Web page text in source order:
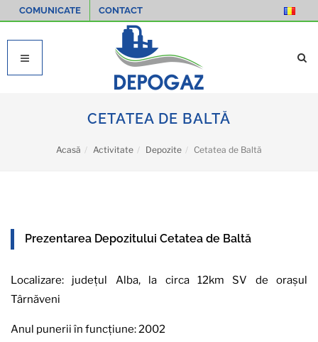
COMUNICATE CONTACT
CETATEA DE BALTĂ
Acasă Activitate Depozite Cetatea de Baltă
Prezentarea Depozitului Cetatea de Baltă
Localizare: județul Alba, la circa 12km SV de orașul
Târnăveni
Anul punerii în funcțiune: 2002